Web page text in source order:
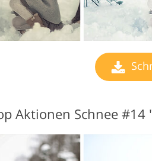
Aktionen Schnee #14